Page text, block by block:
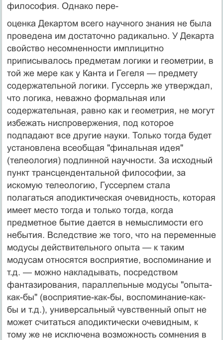
философия. Однако пере-
оценка Декартом всего научного знания не была
прове­дена им достаточно радикально. У Декарта
свойство не­сомненности имплицитно
приписывалось предметам ло­гики и геометрии, в
той же мере как у Канта и Гегеля — предмету
содержательной логики. Гуссерль же утверж­дал,
что логика, неважно формальная или
содержатель­ная, равно как и геометрия, не могут
избежать ниспро­вержения, под которое
подпадают все другие науки. Только тогда будет
установлена всеобщая "финальная идея"
(телеология) подлинной научности. За исходный
пункт трансцендентальной философии, за
искомую теле­ологию, Гуссерлем стала
полагаться аподиктическая очевидность, которая
имеет место тогда и только тогда, когда
предметное бытие дается в немыслимости его
не­бытия. Вследствие же того, что на переменные
модусы действительного опыта — к таким
модусам относятся восприятие, воспоминание и
т.д. — можно накладывать, посредством
фантазирования, параллельные модусы "опыта-
как-бы" (восприятие-как-бы, воспоминание-как-
бы и т.д.), универсальный чувственный опыт не
может считаться аподиктически очевидным, к
тому же не ис­ключена возможность сомнения в